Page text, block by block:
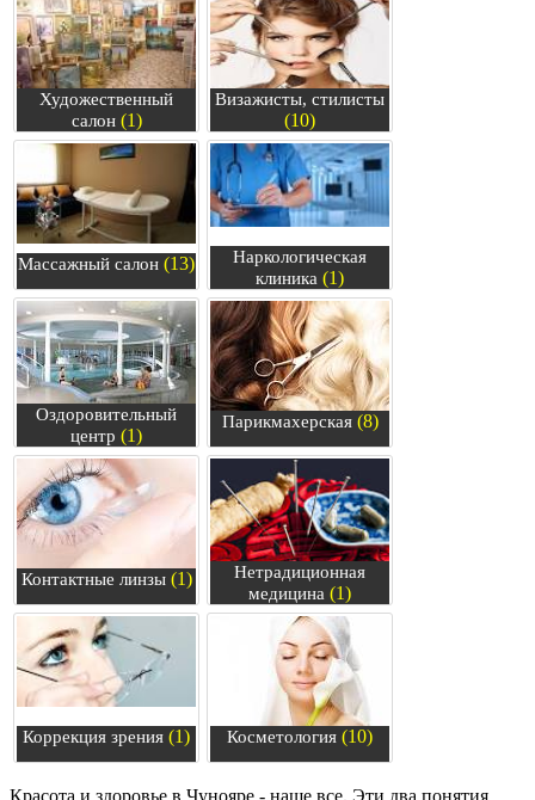
Художественный
салон(1)
Визажисты, стилисты
(10)
Массажный салон (13)
Наркологическая
клиника (1)
Оздоровительный
центр (1)
Парикмахерская(8)
Контактные линзы(1)
Нетрадиционная
медицина (1)
Коррекция зрения (1) Косметология (10)
Красота и здоровье в Чунояре - наше все. Эти два понятия